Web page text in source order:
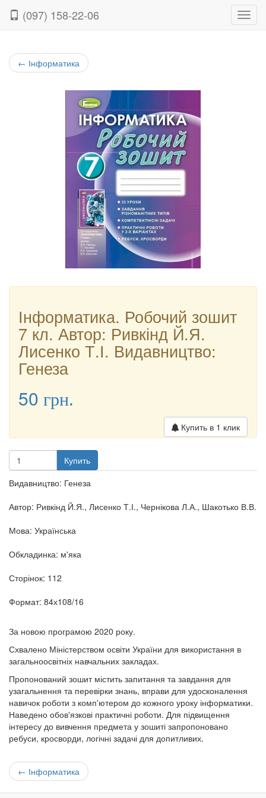
(097) 158-22-06
← Інформатика
Інформатика. Робочий зошит
7 кл. Автор: Ривкінд Й.Я.
Лисенко Т.І. Видавництво:
Генеза
50 грн.
Купить в 1 клик
Купить
Видавництво: Генеза
Автор: Ривкінд Й.Я., Лисенко Т.І., Чернікова Л.А., Шакотько В.В.
Мова: Українська
Обкладинка: м'яка
Сторінок: 112
Формат: 84х108/16
За новою програмою 2020 року.
Схвалено Міністерством освіти України для використання в
загальноосвітніх навчальних закладах.
Пропонований зошит містить запитання та завдання для
узагальнення та перевірки знань, вправи для удосконалення
навичок роботи з комп'ютером до кожного уроку інформатики.
Наведено обов'язкові практичні роботи. Для підвищення
інтересу до вивчення предмета у зошиті запропоновано
ребуси, кросворди, логічні задачі для допитливих.
← Інформатика